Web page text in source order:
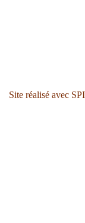
Site réalisé avec